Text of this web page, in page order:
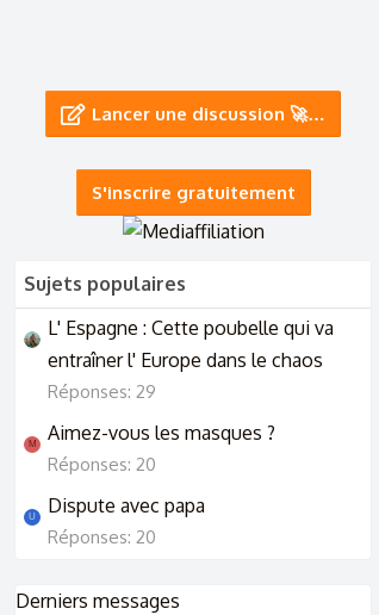
Lancer une discussion 🚀…
S'inscrire gratuitement
Sujets populaires
L' Espagne : Cette poubelle qui va
entraîner l' Europe dans le chaos
Réponses: 29
M Aimez-vous les masques ?
Réponses: 20
U Dispute avec papa
Réponses: 20
Derniers messages